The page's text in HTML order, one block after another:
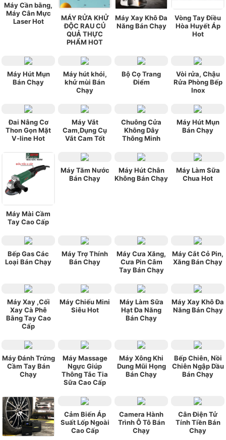
Máy Cần bằng,
Máy Cân Mực
Laser Hot
MÁY RỬA KHỬ
ĐỘC RAU CỦ
QUẢ THỰC
PHẨM HOT
Máy Xay Khô Đa
Năng Bán Chạy
Vòng Tay Điều
Hòa Huyết Áp
Hot
Máy Hút Mụn
Bán Chạy
Máy hút khói,
khử mùi Bán
Chạy
Bộ Cọ Trang
Điểm
Vòi rửa, Chậu
Rửa Phòng Bếp
Inox
Đai Nâng Cơ
Thon Gọn Mặt
V-line Hot
Máy Vắt
Cam,Dụng Cụ
Vắt Cam Tốt
Chuông Cửa
Không Dây
Thông Minh
Máy Hút Mụn
Bán Chạy
Máy Mài Cầm
Tay Cao Cấp
Máy Tăm Nước
Bán Chạy
Máy Hút Chân
Không Bán Chạy
Máy Làm Sữa
Chua Hot
Bếp Gas Các
Loại Bán Chạy
Máy Trợ Thính
Bán Chạy
Máy Cưa Xăng,
Cưa Pin Câm
Tay Bán Chạy
Máy Cắt Cỏ Pin,
Xăng Bán Chạy
Máy Xay ,Cối
Xay Cà Phê
Bằng Tay Cao
Cấp
Máy Chiếu Mini
Siêu Hot
Máy Làm Sữa
Hạt Đa Năng
Bán Chạy
Máy Xay Khô Đa
Năng Bán Chạy
Máy Đánh Trứng
Cầm Tay Bán
Chạy
Máy Massage
Ngực Giúp
Thông Tắc Tia
Sữa Cao Cấp
Máy Xông Khi
Dung Mũi Họng
Bán Chạy
Bếp Chiên, Nồi
Chiên Ngập Dầu
Bán Chạy
Cảm Biến Áp
Suất Lốp Ngoài
Cao Cấp
Camera Hành
Trình Ô Tô Bán
Chạy
Cân Điện Tử
Tính Tiền Bán
Chạy